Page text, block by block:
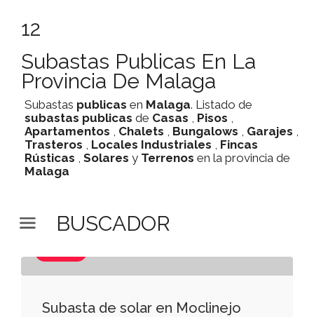
12
Subastas Publicas En La
Provincia De Malaga
Subastas publicas en Malaga. Listado de
subastas publicas de Casas , Pisos ,
Apartamentos , Chalets , Bungalows , Garajes ,
Trasteros , Locales Industriales , Fincas
Rústicas , Solares y Terrenos en la provincia de
Malaga
BUSCADOR
Subasta de solar en Moclinejo